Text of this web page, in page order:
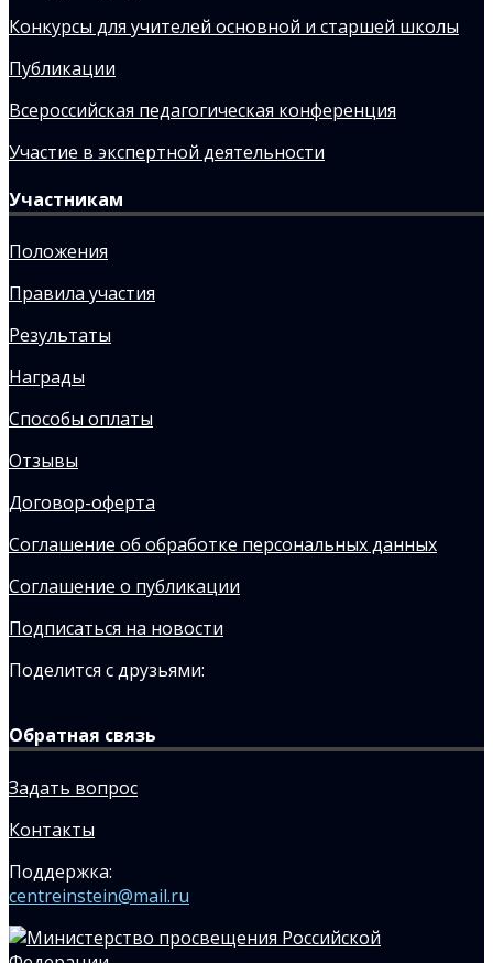
Конкурсы для учителей основной и старшей школы
Публикации
Всероссийская педагогическая конференция
Участие в экспертной деятельности
Участникам
Положения
Правила участия
Результаты
Награды
Способы оплаты
Отзывы
Договор-оферта
Соглашение об обработке персональных данных
Соглашение о публикации
Подписаться на новости
Поделится с друзьями:
Обратная связь
Задать вопрос
Контакты
Поддержка:
centreinstein@mail.ru